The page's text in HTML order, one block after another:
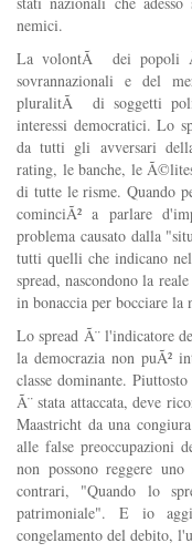
nemici.
La volontÃ dei popoli
sovrannazionali e del
pluralitÃ di soggetti
interessi democratici. Lo
da tutti gli avversari
rating, le banche, le
di tutte le risme. Quando
cominciÃ² a parlare
problema causato dalla
tutti quelli che indicano
spread, nascondono la
in bonaccia per bocciare la
Lo spread Ã¨ l'indicatore
la democrazia non puÃ²
classe dominante.
Ã¨ stata attaccata, deve
Maastricht da una
alle false preoccupazioni
non possono reggere
contrari, "Quando lo
patrimoniale". E io
congelamento del debito,